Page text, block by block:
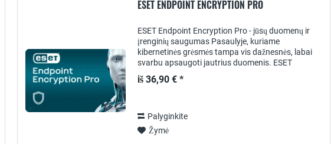
ESET ENDPOINT ENCRYPTION PRO
ESET Endpoint Encryption Pro - jūsų duomenų ir
įrenginių saugumas Pasaulyje, kuriame
kibernetinės grėsmės tampa vis dažnesnės, labai
svarbu apsaugoti jautrius duomenis. ESET
Endpoint Encryption Pro siūlo galingą ir paprastą
naudoti...
iš 36,90 € *
Palyginkite
Žymė